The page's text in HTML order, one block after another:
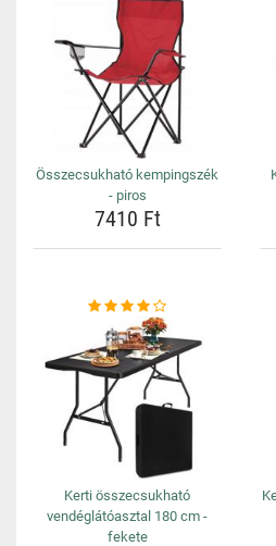
Összecsukható kempingszék
- piros
7410 Ft
Kerti összecsukható
vendéglátóasztal 180 cm -
fekete